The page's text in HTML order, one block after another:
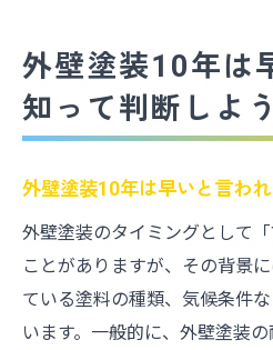
外壁塗装10年は
知って判断しよう
外壁塗装10年は早いと言わ
外壁塗装のタイミングとして
ことがありますが、その背景
ている塗料の種類、気候条件
います。一般的に、外壁塗装